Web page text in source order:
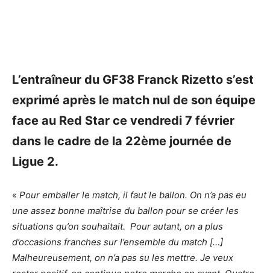
L’entraîneur du GF38 Franck Rizetto s’est
exprimé après le match nul de son équipe
face au Red Star ce vendredi 7 février
dans le cadre de la 22ème journée de
Ligue 2.
« Pour emballer le match, il faut le ballon. On n’a pas eu
une assez bonne maîtrise du ballon pour se créer les
situations qu’on souhaitait. Pour autant, on a plus
d’occasions franches sur l’ensemble du match […]
Malheureusement, on n’a pas su les mettre. Je veux